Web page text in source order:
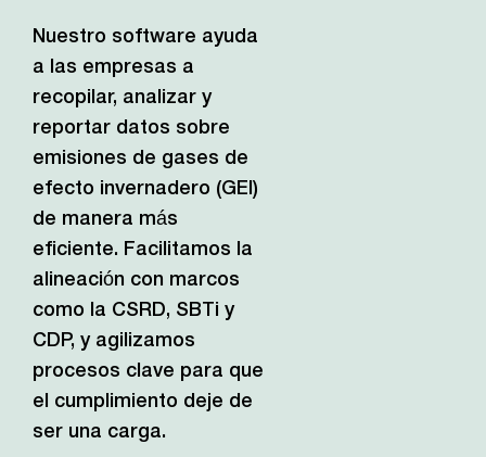
Nuestro software ayuda
a las empresas a
recopilar, analizar y
reportar datos sobre
emisiones de gases de
efecto invernadero (GEI)
de manera más
eficiente. Facilitamos la
alineación con marcos
como la CSRD, SBTi y
CDP, y agilizamos
procesos clave para que
el cumplimiento deje de
ser una carga.